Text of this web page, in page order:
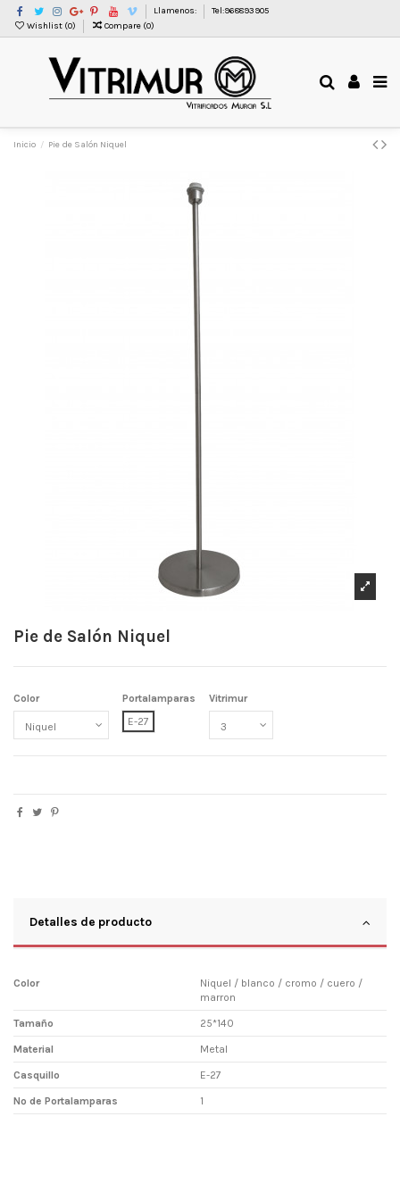
Llamenos:
Tel:968893905
Wishlist (0) Compare (0)
Inicio Pie de Salón Niquel
Pie de Salón Niquel
Color
Portalamparas
E-27
Vitrimur
Detalles de producto
Color
Niquel / blanco / cromo / cuero /
marron
Tamaño 25*140
Material Metal
Casquillo E-27
Nº de Portalamparas 1